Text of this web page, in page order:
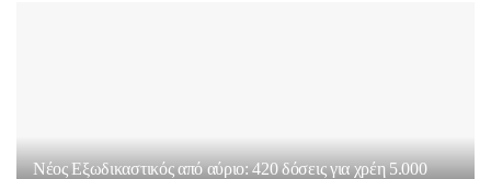
Νέος Εξωδικαστικός από αύριο: 420 δόσεις για χρέη 5.000